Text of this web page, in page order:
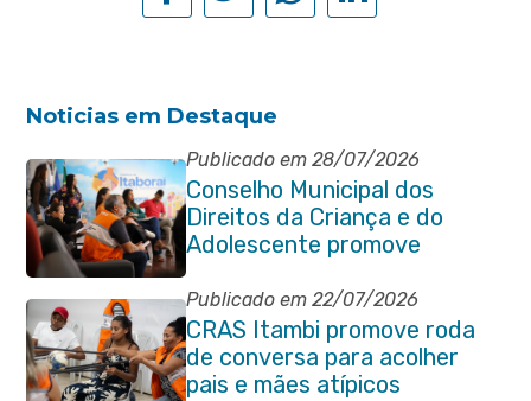
Noticias em Destaque
Publicado em 28/07/2026
Conselho Municipal dos
Direitos da Criança e do
Adolescente promove
reunião de alinhamento com
órgãos públicos
Publicado em 22/07/2026
CRAS Itambi promove roda
de conversa para acolher
pais e mães atípicos